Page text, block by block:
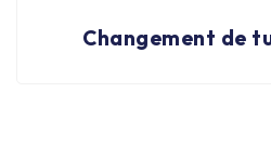
Changement de